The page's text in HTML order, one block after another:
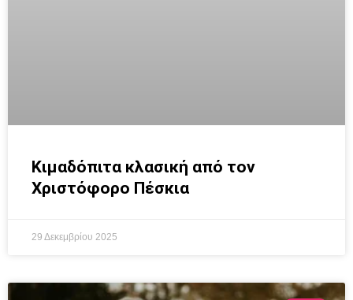
Κιμαδόπιτα κλασική από τον
Χριστόφορο Πέσκια
29 Δεκεμβρίου 2025